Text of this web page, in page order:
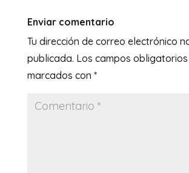
Enviar comentario
Tu dirección de correo electrónico
publicada. Los campos
marcados con *